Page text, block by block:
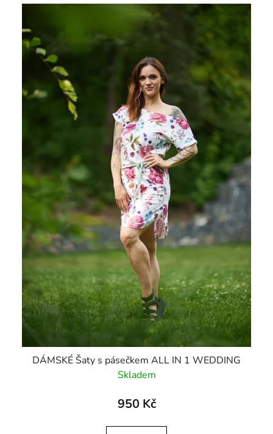
DÁMSKÉ Šaty s pásečkem ALL IN 1 WEDDING
Skladem
950 Kč